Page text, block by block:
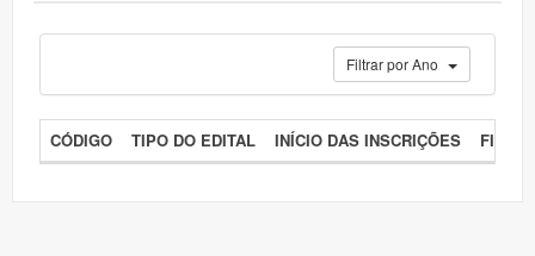
Filtrar por Ano
CÓDIGO TIPO DO EDITAL INÍCIO DAS INSCRIÇÕES FIM